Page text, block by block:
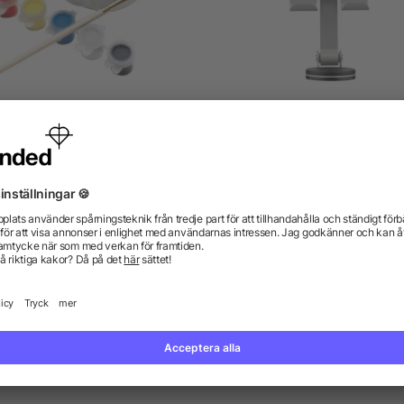
Spargris i gips att måla
från 12,46 kr
Vi har svaren.
se ut? Hjälper allbranded mig att skapa dem?